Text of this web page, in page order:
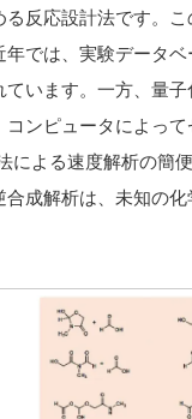
る反応設計法です。
では、実験データ
います。一方、量
ンピュータによっ
による速度解析の簡
成解析は、未知の